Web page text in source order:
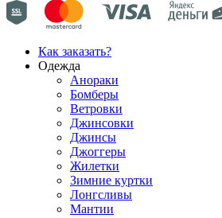
Как заказать?
Одежда
Анораки
Бомберы
Ветровки
Джинсовки
Джинсы
Джоггеры
Жилетки
Зимние куртки
Лонгсливы
Мантии